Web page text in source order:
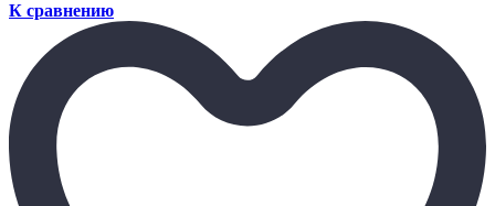
К сравнению